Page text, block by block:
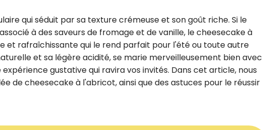
qui séduit par sa texture crémeuse et son goût riche. Si le
à des saveurs de fromage et de vanille, le cheesecake à
et rafraîchissante qui le rend parfait pour l'été ou toute autre
et sa légère acidité, se marie merveilleusement bien avec
gustative qui ravira vos invités. Dans cet article, nous
de cheesecake à l'abricot, ainsi que des astuces pour le réussir